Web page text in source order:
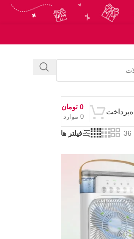
پرداخت
0 موارد
0 تومان
36 فیلتر ها